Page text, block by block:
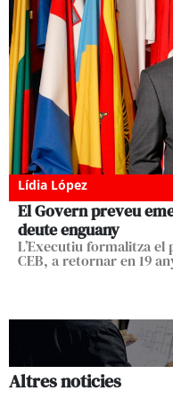
Lídia López
El Govern preveu
deute enguany
L’Executiu formalitza
CEB, a retornar en 19
Altres noticies